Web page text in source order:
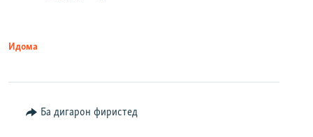
Идома
Ба дигарон фиристед